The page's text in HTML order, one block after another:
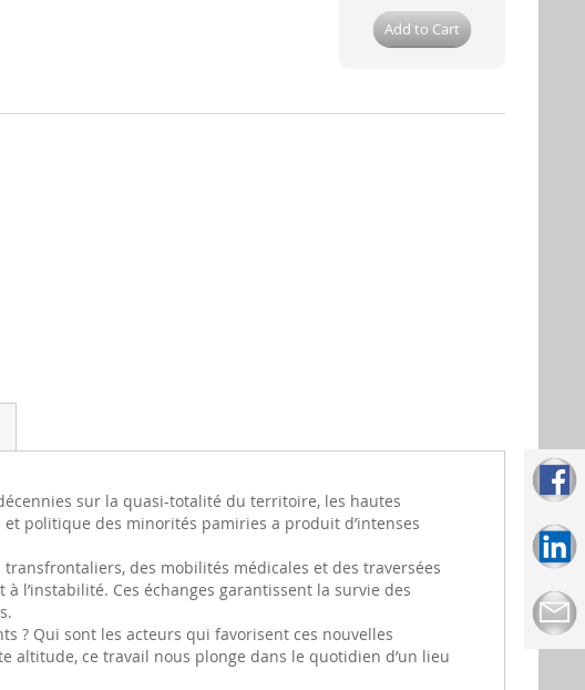
Add to Cart
sur la quasi-totalité du territoire, les hautes
politique des minorités pamiries a produit d’intenses
transfrontaliers, des mobilités médicales et des traversées
l’instabilité. Ces échanges garantissent la survie des
? Qui sont les acteurs qui favorisent ces nouvelles
altitude, ce travail nous plonge dans le quotidien d’un lieu